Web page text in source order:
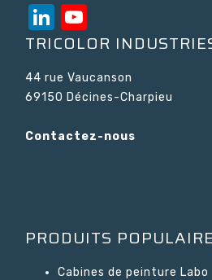
LinkedIn
Channel
TRICOLOR
44 rue Vaucanson
69150 Décines-Charpieu
Contactez-nous
PRODUITS
Cabines de peinture Labo